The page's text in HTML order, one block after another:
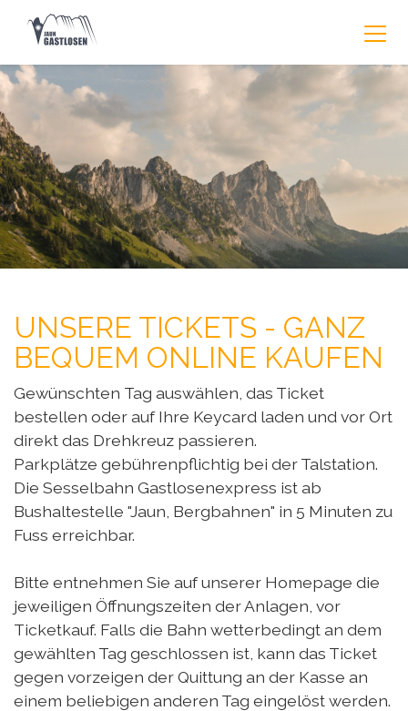
UNSERE TICKETS - GANZ
BEQUEM ONLINE KAUFEN
Gewünschten Tag auswählen, das Ticket
bestellen oder auf Ihre Keycard laden und vor Ort
direkt das Drehkreuz passieren.
Parkplätze gebührenpflichtig bei der Talstation.
Die Sesselbahn Gastlosenexpress ist ab
Bushaltestelle "Jaun, Bergbahnen" in 5 Minuten zu
Fuss erreichbar.
Bitte entnehmen Sie auf unserer Homepage die
jeweiligen Öffnungszeiten der Anlagen, vor
Ticketkauf. Falls die Bahn wetterbedingt an dem
gewählten Tag geschlossen ist, kann das Ticket
gegen vorzeigen der Quittung an der Kasse an
einem beliebigen anderen Tag eingelöst werden.